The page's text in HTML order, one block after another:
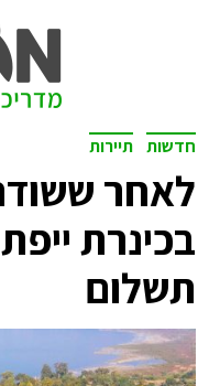
חדשות תיירות
לאחר
בכינרת
תשלום